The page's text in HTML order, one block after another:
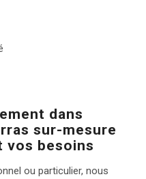
dans
sur-mesure
vos besoins
ou particulier, nous